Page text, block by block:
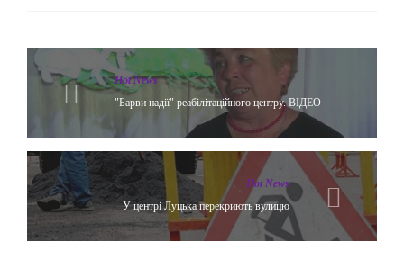
Hot News
"Барви надії" реабілітаційного центру. ВІДЕО
Hot News
У центрі Луцька перекриють вулицю